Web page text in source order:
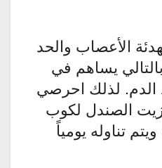
الأعصاب والحد
يساهم في
لذلك احرصي
الصندل لكوب
تناوله يومياً